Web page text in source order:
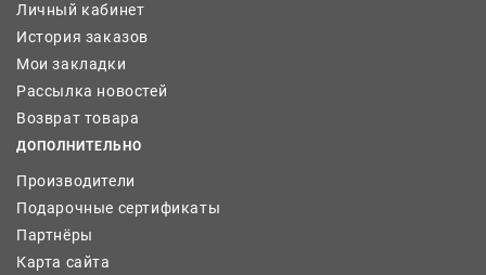
Личный кабинет
История заказов
Мои закладки
Рассылка новостей
Возврат товара
ДОПОЛНИТЕЛЬНО
Производители
Подарочные сертификаты
Партнёры
Карта сайта